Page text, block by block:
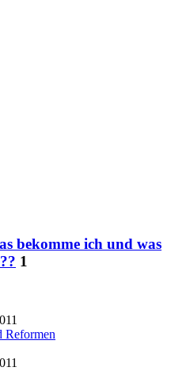
bekomme ich und was
1
Reformen